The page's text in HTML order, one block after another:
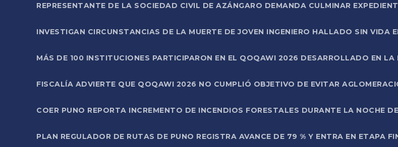
REPRESENTANTE DE LA SOCIEDAD CIVIL DE AZÁNGARO DEMANDA CULMINAR
INVESTIGAN CIRCUNSTANCIAS DE LA MUERTE DE JOVEN INGENIERO HALLADO SIN VIDA
MÁS DE 100 INSTITUCIONES PARTICIPARON EN EL QOQAWI 2026 DESARROLLADO EN LA
FISCALÍA ADVIERTE QUE QOQAWI 2026 NO CUMPLIÓ OBJETIVO DE EVITAR
COER PUNO REPORTA INCREMENTO DE INCENDIOS FORESTALES DURANTE LA NOCHE
PLAN REGULADOR DE RUTAS DE PUNO REGISTRA AVANCE DE 79 % Y ENTRA EN ETAPA